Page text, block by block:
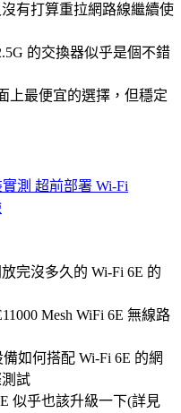
有打算重拉網路線繼續使
的交換器似乎是個不錯
上最便宜的選擇，但穩定
測 超前部署 Wi-Fi
完沒多久的 Wi-Fi 6E 的
Mesh WiFi 6E 無線路
如何搭配 Wi-Fi 6E 的網
試
似乎也該升級一下(詳見